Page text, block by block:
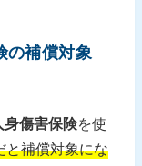
の補償対象
身傷害保険を使
と補償対象にな